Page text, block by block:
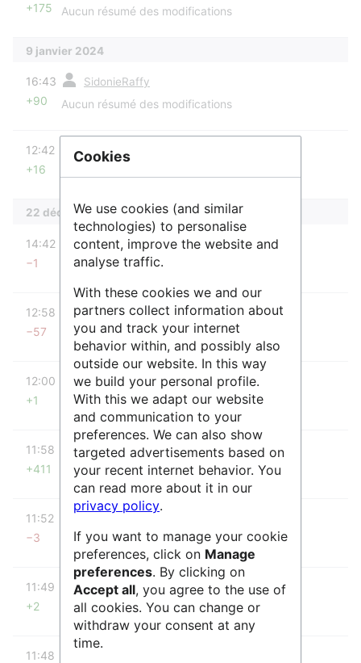
+175 Aucun résumé des modifications
9 janvier 2024
16:43 SidonieRaffy
+90 Aucun résumé des modifications
12:42 SidonieRaffy
+16
22 décembre 2023
14:42 SidonieRaffy
−1 Aucun résumé des modifications
12:58 SidonieRaffy
−57 Aucun résumé des modifications
12:00 SidonieRaffy
+1 Aucun résumé des modifications
11:58 SidonieRaffy
+411 Aucun résumé des modifications
11:52
−3 Aucun résumé des modifications
11:49 SidonieRaffy
+2 Aucun résumé des modifications
11:48
Cookies
We use cookies (and similar
technologies) to personalise
content, improve the website and
analyse traffic.
With these cookies we and our
partners collect information about
you and track your internet
behavior within, and possibly also
outside our website. In this way
we build your personal profile.
With this we adapt our website
and communication to your
preferences. We can also show
targeted advertisements based on
your recent internet behavior. You
can read more about it in our
privacy policy.
If you want to manage your cookie
preferences, click on Manage
preferences. By clicking on
Accept all, you agree to the use of
all cookies. You can change or
withdraw your consent at any
time.